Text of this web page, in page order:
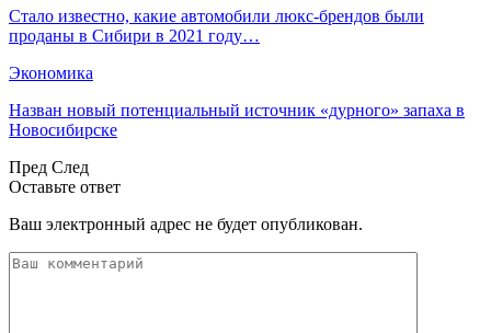
Стало известно, какие автомобили люкс-брендов были
проданы в Сибири в 2021 году…
Экономика
Назван новый потенциальный источник «дурного» запаха в
Новосибирске
Пред След
Оставьте ответ
Ваш электронный адрес не будет опубликован.